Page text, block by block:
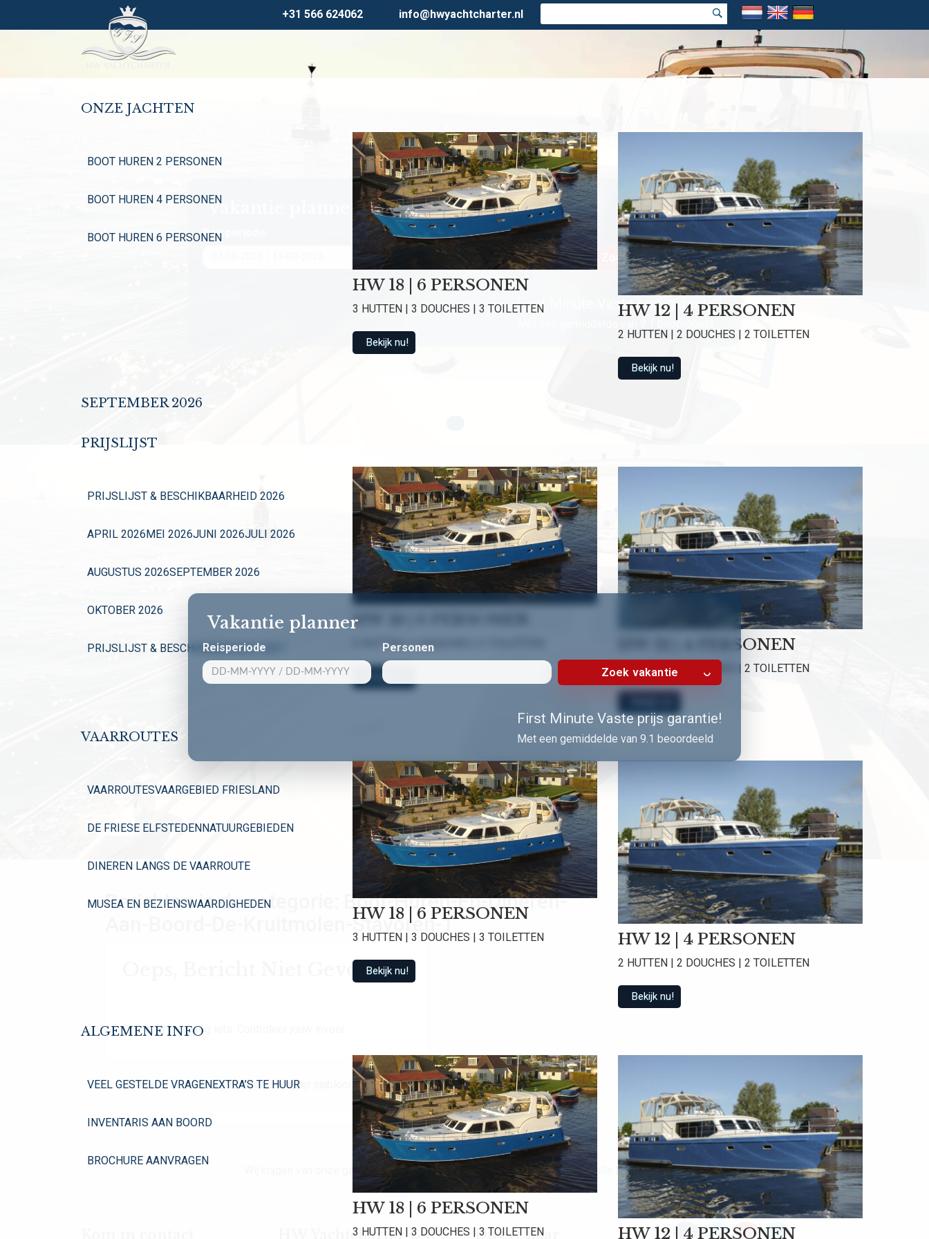
+31 566 624062 info@hwyachtcharter.nl
Vakantie planner
Reisperiode
Personen
Zoek vakantie
First Minute Vaste prijs garantie!
Met een gemiddelde van 9.1 beoordeeld
ONZE JACHTEN
BOOT HUREN 2 PERSONEN
BOOT HUREN 4 PERSONEN
BOOT HUREN 6 PERSONEN
HW 18 | 6 PERSONEN
3 HUTTEN | 3 DOUCHES | 3 TOILETTEN
Bekijk nu!
HW 12 | 4 PERSONEN
2 HUTTEN | 2 DOUCHES | 2 TOILETTEN
Bekijk nu!
SEPTEMBER 2026
PRIJSLIJST
PRIJSLIJST & BESCHIKBAARHEID 2026
APRIL 2026MEI 2026JUNI 2026JULI 2026
AUGUSTUS 2026SEPTEMBER 2026
OKTOBER 2026
PRIJSLIJST & BESCHIKBAARHEID 2027
HW 18 | 6 PERSONEN
3 HUTTEN | 3 DOUCHES | 3 TOILETTEN
Bekijk nu!
HW 12 | 4 PERSONEN
2 HUTTEN | 2 DOUCHES | 2 TOILETTEN
VAARROUTES
VAARROUTESVAARGEBIED FRIESLAND
DE FRIESE ELFSTEDEN NATUURGEBIEDEN
DINEREN LANGS DE VAARROUTE
MUSEA EN BEZIENSWAARDIGHEDEN HW 18 | 6 PERSONEN
3 HUTTEN | 3 DOUCHES | 3 TOILETTEN
Bekijk nu!
HW 12 | 4 PERSONEN
2 HUTTEN | 2 DOUCHES | 2 TOILETTEN
Bekijk nu!
ALGEMENE INFO
VEEL GESTELDE VRAGENEXTRA’S TE HUUR
INVENTARIS AAN BOORD
BROCHURE AANVRAGEN
HW 18 | 6 PERSONEN
3 HUTTEN | 3 DOUCHES | 3 TOILETTEN HW 12 | 4 PERSONEN
Vakantie planner
Reisperiode
Personen
Zoek vakantie
First Minute Vaste prijs garantie!
Met een gemiddelde van 9.1 beoordeeld
Berichten in de categorie:
Boot-Huren-En-Dineren-
Aan-Boord-De-Kruitmolen-Stavoren-1
Oeps, Bericht Niet Gevonden
Oh Oh. Er mist nog iets. Controleer jouw invoer.
Dit is de foutmelding in het archive.php sjabloon.
Wij krijgen van onze gasten een gemiddelde beoordeling van9.0 !Bekijk alle beoordelingen
HW Yachtcharter B.V. Direct naar